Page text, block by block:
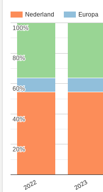
Nederland Europa
2022 2023
20%
20%
40%
40%
60%
60%
80%
80%
100%
100%